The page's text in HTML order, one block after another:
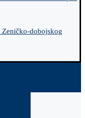
dobojskog